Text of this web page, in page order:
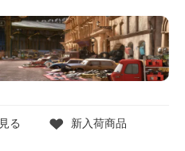
る 新入荷商品